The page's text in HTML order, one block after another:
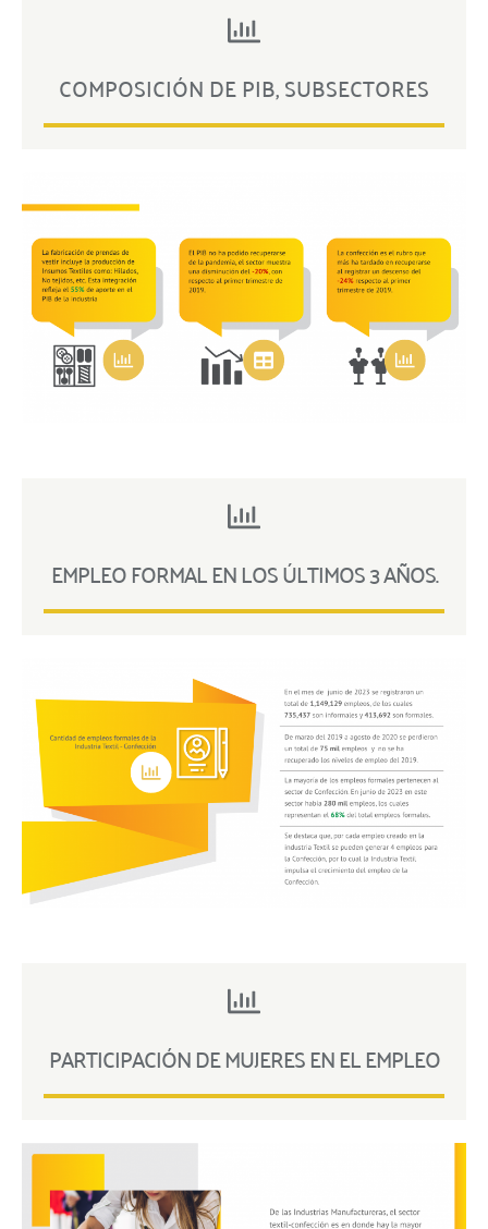
COMPOSICIÓN DE PIB, SUBSECTORES
EMPLEO FORMAL EN LOS ÚLTIMOS 3 AÑOS.
PARTICIPACIÓN DE MUJERES EN EL EMPLEO